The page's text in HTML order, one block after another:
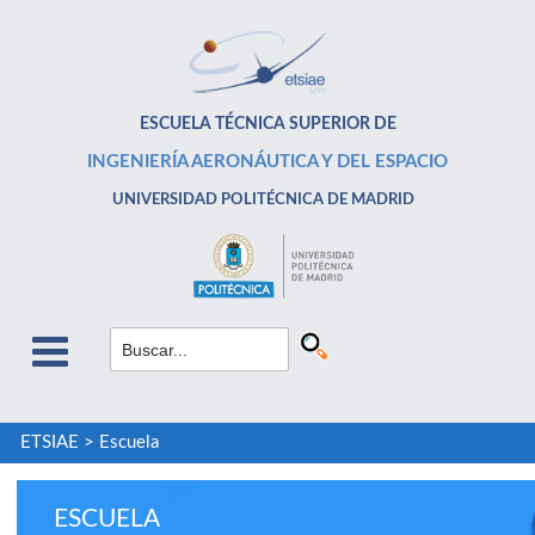
ESCUELA TÉCNICA SUPERIOR DE
INGENIERÍA AERONÁUTICA Y DEL ESPACIO
UNIVERSIDAD POLITÉCNICA DE MADRID
ETSIAE > Escuela
ESCUELA